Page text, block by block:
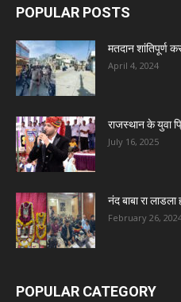
POPULAR POSTS
मतदान शांतिपूर्ण
April 4, 2024
राजस्थान के युवा
July 16, 2025
नंद बाबा रा लाडला
February 26,
POPULAR CATEGORY